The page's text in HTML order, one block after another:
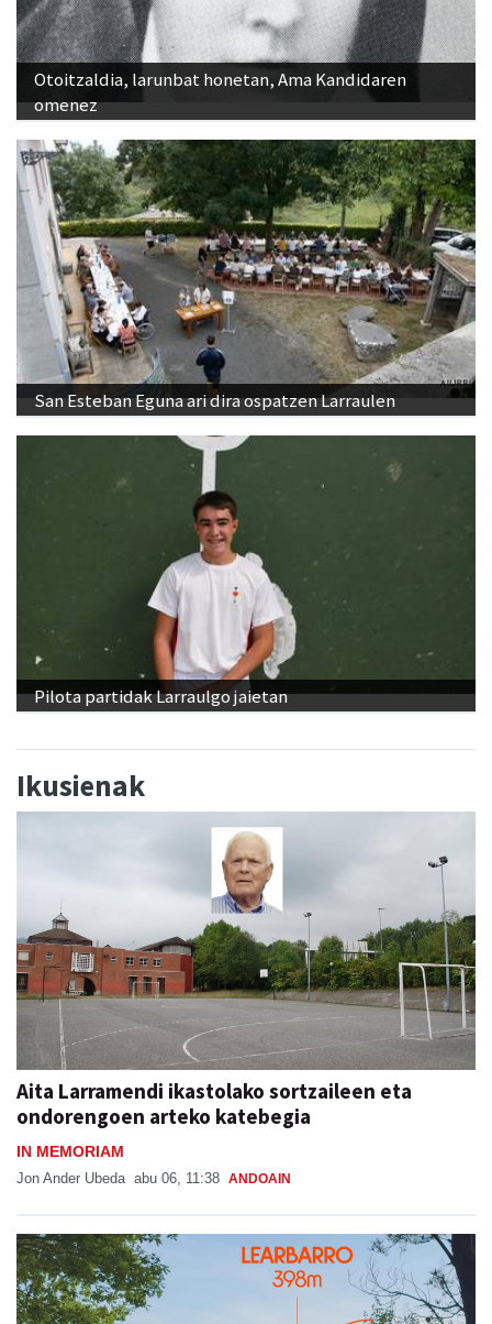
Otoitzaldia, larunbat honetan, Ama Kandidaren
omenez
San Esteban Eguna ari dira ospatzen Larraulen
Pilota partidak Larraulgo jaietan
Ikusienak
Aita Larramendi ikastolako sortzaileen eta
ondorengoen arteko katebegia
IN MEMORIAM
Jon Ander Ubeda abu 06, 11:38 ANDOAIN